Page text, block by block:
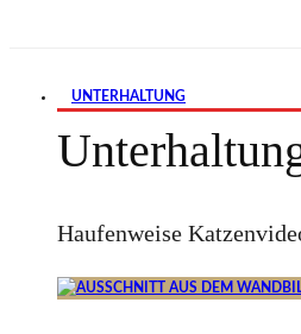
UNTERHALTUNG
Haufenweise